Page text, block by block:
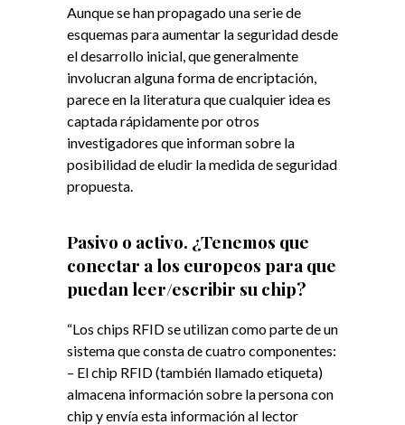
Aunque se han propagado una serie de
esquemas para aumentar la seguridad desde
el desarrollo inicial, que generalmente
involucran alguna forma de encriptación,
parece en la literatura que cualquier idea es
captada rápidamente por otros
investigadores que informan sobre la
posibilidad de eludir la medida de seguridad
propuesta.
Pasivo o activo. ¿Tenemos que
conectar a los europeos para que
puedan leer/escribir su chip?
“Los chips RFID se utilizan como parte de un
sistema que consta de cuatro componentes:
– El chip RFID (también llamado etiqueta)
almacena información sobre la persona con
chip y envía esta información al lector